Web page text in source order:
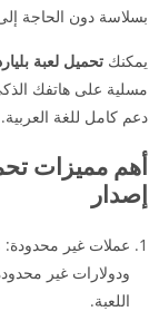
بسلاسة دون الحاجة
يمكنك تحميل لعبة
مسلية على هاتفك
دعم كامل للغة العربية.
إصدار
عملات غير
ودولارات غير
اللعبة.